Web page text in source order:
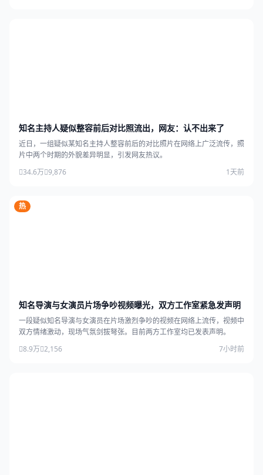
知名主持人疑似整容前后对比照流出，网友：认不出来了
近日，一组疑似某知名主持人整容前后的对比照片在网络上广泛流传，照
片中两个时期的外貌差异明显，引发网友热议。
34.6万 9,876 1天前
热
知名导演与女演员片场争吵视频曝光，双方工作室紧急发声明
一段疑似知名导演与女演员在片场激烈争吵的视频在网络上流传，视频中
双方情绪激动，现场气氛剑拔弩张。目前两方工作室均已发表声明。
8.9万 2,156 7小时前